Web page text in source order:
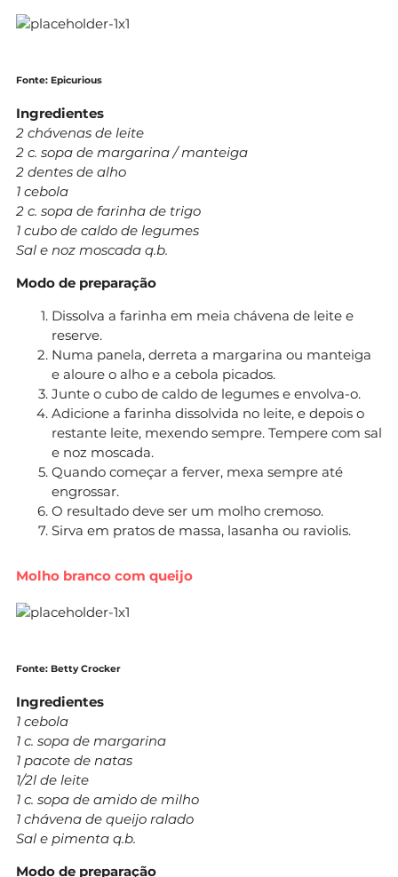
Fonte: Epicurious
Ingredientes
2 chávenas de leite
2 c. sopa de margarina / manteiga
2 dentes de alho
1 cebola
2 c. sopa de farinha de trigo
1 cubo de caldo de legumes
Sal e noz moscada q.b.
Modo de preparação
Dissolva a farinha em meia chávena de leite e
reserve.
Numa panela, derreta a margarina ou manteiga
e aloure o alho e a cebola picados.
Junte o cubo de caldo de legumes e envolva-o.
Adicione a farinha dissolvida no leite, e depois o
restante leite, mexendo sempre. Tempere com sal
e noz moscada.
Quando começar a ferver, mexa sempre até
engrossar.
O resultado deve ser um molho cremoso.
Sirva em pratos de massa, lasanha ou raviolis.
Molho branco com queijo
Fonte: Betty Crocker
Ingredientes
1 cebola
1 c. sopa de margarina
1 pacote de natas
1/2l de leite
1 c. sopa de amido de milho
1 chávena de queijo ralado
Sal e pimenta q.b.
Modo de preparação